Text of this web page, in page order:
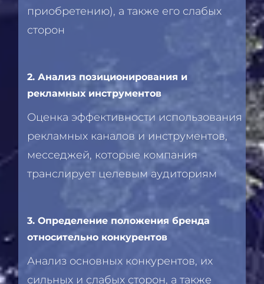
приобретению), а также его слабых
сторон
2. Анализ позиционирования и
рекламных инструментов
Оценка эффективности использования
рекламных каналов и инструментов,
месседжей, которые компания
транслирует целевым аудиториям
3. Определение положения бренда
относительно конкурентов
Анализ основных конкурентов, их
сильных и слабых сторон, а также